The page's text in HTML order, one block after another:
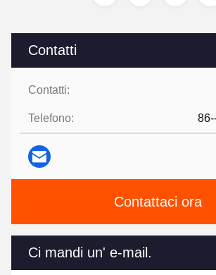
Contatti
Contatti:
Telefono:
Contattaci ora
Ci mandi un' e-mail.